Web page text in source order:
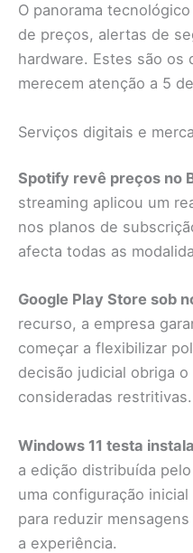
O panorama
de preços, alertas de
hardware. Estes são os
merecem atenção a 5
Serviços digitais e
Spotify revê preços no
streaming aplicou um
nos planos de
afecta todas as
Google Play Store sob
recurso, a empresa
começar a flexibilizar
decisão judicial obriga
consideradas restritivas.
Windows 11 testa
a edição distribuída
uma configuração
para reduzir
a experiência.